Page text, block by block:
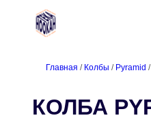
Главная / Колбы / Pyramid
КОЛБА